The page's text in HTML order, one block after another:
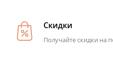
Скидки
Получайте скидки на